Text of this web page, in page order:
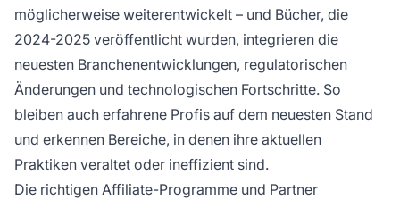
möglicherweise weiterentwickelt – und Bücher, die
2024-2025 veröffentlicht wurden, integrieren die
neuesten Branchenentwicklungen, regulatorischen
Änderungen und technologischen Fortschritte. So
bleiben auch erfahrene Profis auf dem neuesten Stand
und erkennen Bereiche, in denen ihre aktuellen
Praktiken veraltet oder ineffizient sind.
Die richtigen Affiliate-Programme und Partner